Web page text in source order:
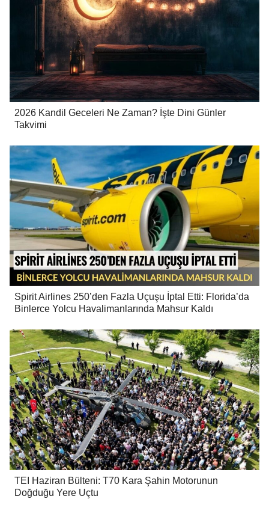
2026 Kandil Geceleri Ne Zaman? İşte Dini Günler
Takvimi
Spirit Airlines 250’den Fazla Uçuşu İptal Etti: Florida’da
Binlerce Yolcu Havalimanlarında Mahsur Kaldı
TEI Haziran Bülteni: T70 Kara Şahin Motorunun
Doğduğu Yere Uçtu